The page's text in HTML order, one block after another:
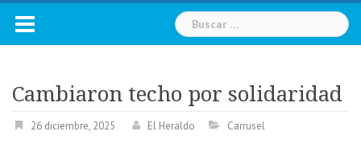
Buscar:
Cambiaron techo por solidaridad
26 diciembre, 2025 El Heraldo Carrusel